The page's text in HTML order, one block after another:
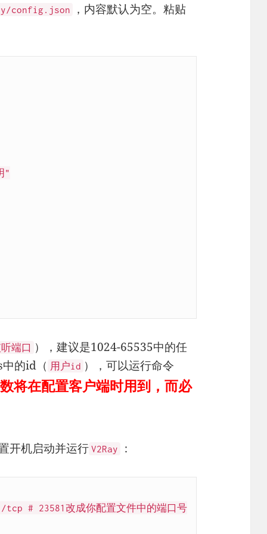
/config . json ，内容默认为空。粘贴
"
端口 ），建议是1024-65535中的任
的id（ 用户id ），可以运行命令
将在配置客户端时用到，而必
开机启动并运行 V2Ray ：
# 23581改成你配置文件中的端口号